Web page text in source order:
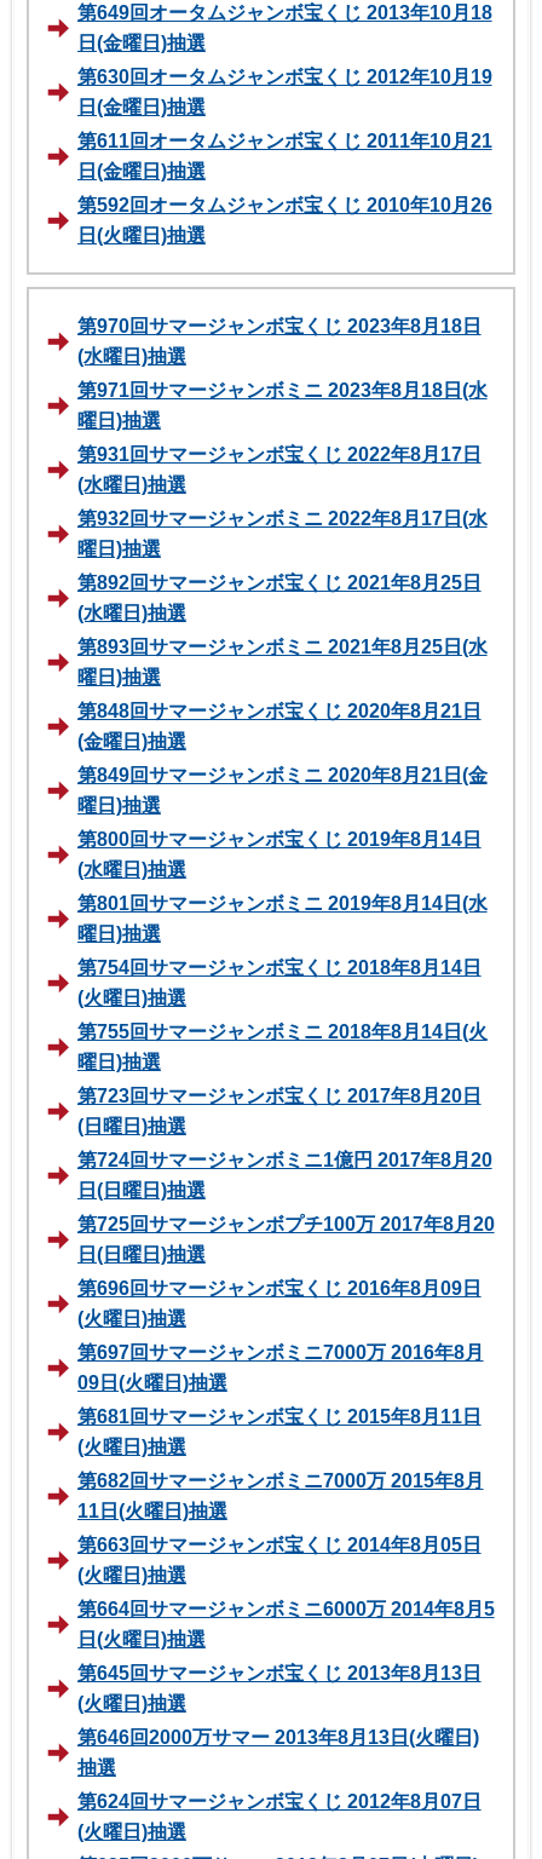
第649回オータムジャンボ宝くじ 2013年10月18
日(金曜日)抽選
第630回オータムジャンボ宝くじ 2012年10月19
日(金曜日)抽選
第611回オータムジャンボ宝くじ 2011年10月21
日(金曜日)抽選
第592回オータムジャンボ宝くじ 2010年10月26
日(火曜日)抽選
第970回サマージャンボ宝くじ 2023年8月18日
(水曜日)抽選
第971回サマージャンボミニ 2023年8月18日(水
曜日)抽選
第931回サマージャンボ宝くじ 2022年8月17日
(水曜日)抽選
第932回サマージャンボミニ 2022年8月17日(水
曜日)抽選
第892回サマージャンボ宝くじ 2021年8月25日
(水曜日)抽選
第893回サマージャンボミニ 2021年8月25日(水
曜日)抽選
第848回サマージャンボ宝くじ 2020年8月21日
(金曜日)抽選
第849回サマージャンボミニ 2020年8月21日(金
曜日)抽選
第800回サマージャンボ宝くじ 2019年8月14日
(水曜日)抽選
第801回サマージャンボミニ 2019年8月14日(水
曜日)抽選
第754回サマージャンボ宝くじ 2018年8月14日
(火曜日)抽選
第755回サマージャンボミニ 2018年8月14日(火
曜日)抽選
第723回サマージャンボ宝くじ 2017年8月20日
(日曜日)抽選
第724回サマージャンボミニ1億円 2017年8月20
日(日曜日)抽選
第725回サマージャンボプチ100万 2017年8月20
日(日曜日)抽選
第696回サマージャンボ宝くじ 2016年8月09日
(火曜日)抽選
第697回サマージャンボミニ7000万 2016年8月
09日(火曜日)抽選
第681回サマージャンボ宝くじ 2015年8月11日
(火曜日)抽選
第682回サマージャンボミニ7000万 2015年8月
11日(火曜日)抽選
第663回サマージャンボ宝くじ 2014年8月05日
(火曜日)抽選
第664回サマージャンボミニ6000万 2014年8月5
日(火曜日)抽選
第645回サマージャンボ宝くじ 2013年8月13日
(火曜日)抽選
第646回2000万サマー 2013年8月13日(火曜日)
抽選
第624回サマージャンボ宝くじ 2012年8月07日
(火曜日)抽選